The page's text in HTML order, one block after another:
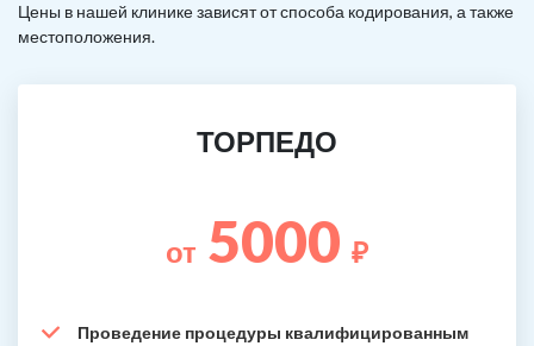
Цены в нашей клинике зависят от способа кодирования, а также
местоположения.
ТОРПЕДО
от 5000 ₽
Проведение процедуры квалифицированным